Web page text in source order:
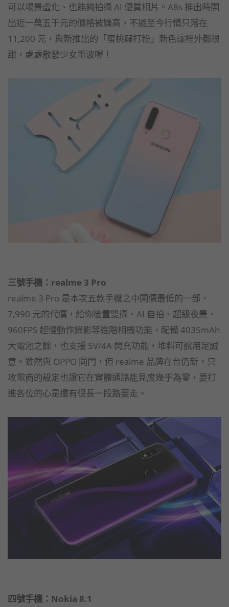
可以場景虛化、也能夠拍攝 AI 優質相片。A8s 推出時開
出近一萬五千元的價格被嫌高，不過至今行情只落在
11,200 元，與新推出的「蜜桃蘇打粉」新色讓裡外都很
甜，處處散發少女電波喔！
三號手機：realme 3 Pro
realme 3 Pro 是本次五款手機之中開價最低的一部，
7,990 元的代價，給你後置雙攝、AI 自拍、超級夜景、
960FPS 超慢動作錄影等進階相機功能，配備 4035mAh
大電池之餘，也支援 5V/4A 閃充功能，堆料可說用足誠
意。雖然與 OPPO 同門，但 realme 品牌在台仍新，只
攻電商的設定也讓它在實體通路能見度幾乎為零，要打
進各位的心是還有很長一段路要走。
四號手機：Nokia 8.1